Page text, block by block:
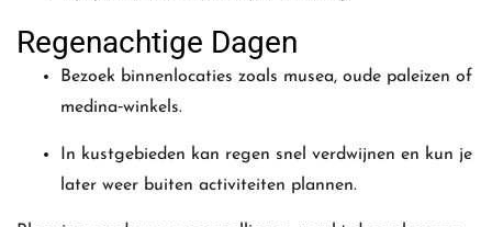
Regenachtige Dagen
Bezoek binnenlocaties zoals musea, oude paleizen of
medina‑winkels.
In kustgebieden kan regen snel verdwijnen en kun je
later weer buiten activiteiten plannen.